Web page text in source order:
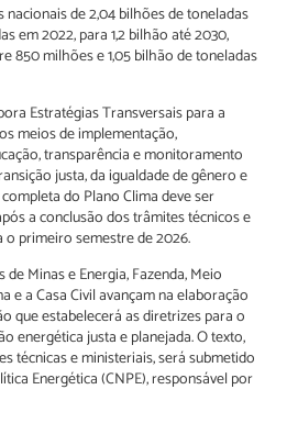
de 2,04 bilhões de toneladas
em 2022, para 1,2 bilhão até 2030,
850 milhões e 1,05 bilhão de toneladas
Estratégias Transversais para a
meios de implementação,
transparência e monitoramento
justa, da igualdade de gênero e
do Plano Clima deve ser
a conclusão dos trâmites técnicos e
primeiro semestre de 2026.
Minas e Energia, Fazenda, Meio
e a Casa Civil avançam na elaboração
que estabelecerá as diretrizes para o
energética justa e planejada. O texto,
técnicas e ministeriais, será submetido
Energética (CNPE), responsável por